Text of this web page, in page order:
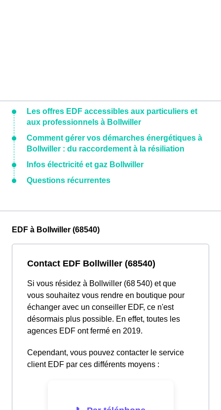
Les offres EDF accessibles aux particuliers et
aux professionnels à Bollwiller
Comment gérer vos démarches énergétiques à
Bollwiller : du raccordement à la résiliation
Infos électricité et gaz Bollwiller
Questions récurrentes
EDF à Bollwiller (68540)
Contact EDF Bollwiller (68540)
Si vous résidez à Bollwiller (68 540) et que
vous souhaitez vous rendre en boutique pour
échanger avec un conseiller EDF, ce n'est
désormais plus possible. En effet, toutes les
agences EDF ont fermé en 2019.
Cependant, vous pouvez contacter le service
client EDF par ces différents moyens :